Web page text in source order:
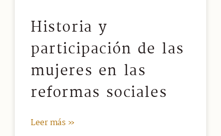
Historia y
participación de las
mujeres en las
reformas sociales
Leer más »